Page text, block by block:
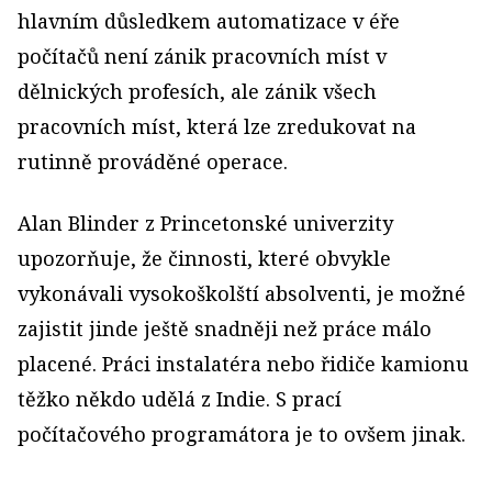
hlavním důsledkem automatizace v éře
počítačů není zánik pracovních míst v
dělnických profesích, ale zánik všech
pracovních míst, která lze zredukovat na
rutinně prováděné operace.
Alan Blinder z Princetonské univerzity
upozorňuje, že činnosti, které obvykle
vykonávali vysokoškolští absolventi, je možné
zajistit jinde ještě snadněji než práce málo
placené. Práci instalatéra nebo řidiče kamionu
těžko někdo udělá z Indie. S prací
počítačového programátora je to ovšem jinak.